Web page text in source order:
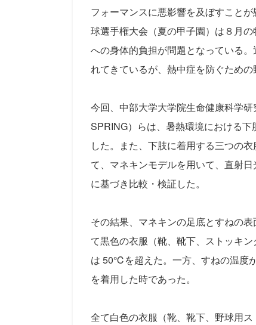
フォーマンスに悪影響を及ぼすこと
球選手権大会（夏の甲子園）は８月
への身体的負担が問題となっている
れてきているが、熱中症を防ぐため
今回、中部大学大学院生命健康科学
SPRING）らは、暑熱環境における
した。また、下肢に着用する三つの
て、マネキンモデルを用いて、直射
に基づき比較・検証した。
その結果、マネキンの足底とすねの
て黒色の衣服（靴、靴下、ストッキ
は 50℃を超えた。一方、すねの温度
を着用した時であった。
全て白色の衣服（靴、靴下、野球用